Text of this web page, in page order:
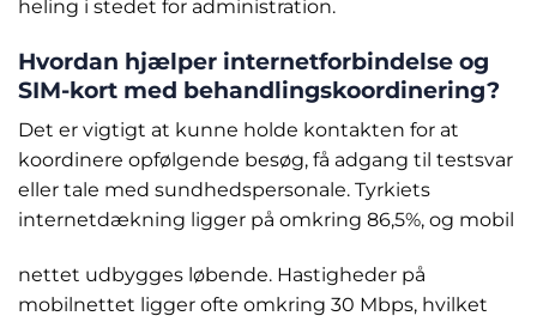
heling i stedet for administration.
Hvordan hjælper internetforbindelse og
SIM-kort med behandlingskoordinering?
Det er vigtigt at kunne holde kontakten for at
koordinere opfølgende besøg, få adgang til testsvar
eller tale med sundhedspersonale. Tyrkiets
internetdækning ligger på omkring 86,5%, og mobil
nettet udbygges løbende. Hastigheder på
mobilnettet ligger ofte omkring 30 Mbps, hvilket